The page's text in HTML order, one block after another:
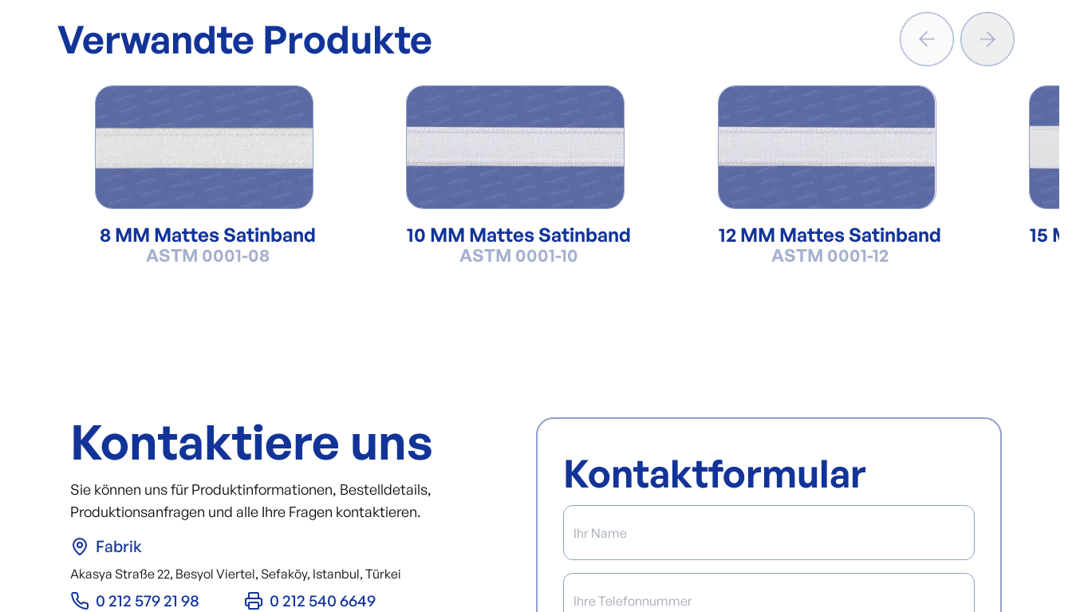
Verwandte Produkte
8 MM Mattes Satinband
ASTM 0001-08
10 MM Mattes Satinband
ASTM 0001-10
12 MM Mattes Satinband
ASTM 0001-12
15
Kontaktiere uns
Sie können uns für Produktinformationen, Bestelldetails,
Produktionsanfragen und alle Ihre Fragen kontaktieren.
Fabrik
Akasya Straße 22, Besyol Viertel, Sefaköy, Istanbul, Türkei
0 212 579 21 98
0 212 540 6649
Kontaktformular